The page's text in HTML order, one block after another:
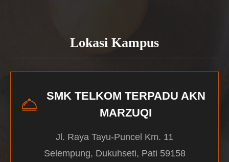
Lokasi Kampus
SMK TELKOM TERPADU AKN
MARZUQI
Jl. Raya Tayu-Puncel Km. 11
Selempung, Dukuhseti, Pati 59158